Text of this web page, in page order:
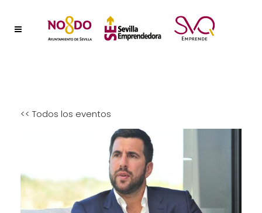
<< Todos los eventos